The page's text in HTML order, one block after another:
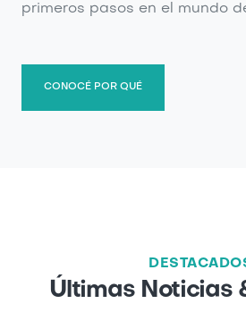
primeros pasos en el mundo
CONOCÉ POR QUÉ
Últimas Noticias